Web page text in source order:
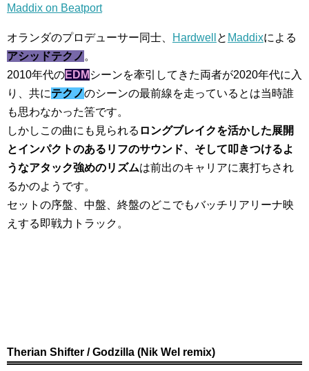
Maddix on Beatport
オランダのプロデューサー同士、 Hardwell と Maddixによる
アシッドテクノ 。
2010年代のEDM シーンを牽引してきた両者が2020年代に入
り、共にテクノのシーンの最前線を走っているとは当時誰
も思わなかった筈です。
しかしこの曲にも見られる ロングブレイクを活かした展開
とインパクトのあるリフのサウンド、そして叩きつけるよ
うなアタック強めのリズムは前出のキャリアに裏打ちされ
るかのようです。
セットの序盤、中盤、終盤のどこでもバッチリアリーナ映
えする即戦力トラック。
Therian Shifter / Godzilla (Nik Wel remix)